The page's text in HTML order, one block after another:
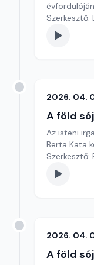
Szerkesztő:
2026. 04.
A föld
Az isteni
Berta Kata
Szerkesztő:
2026. 04.
A föld